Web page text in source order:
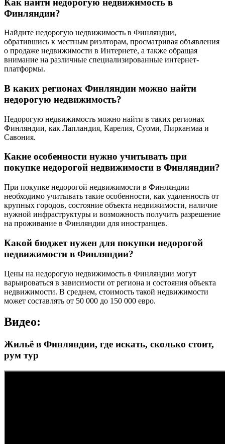
Финляндии?
Найдите недорогую недвижимость в Финляндии,
обратившись к местным риэлторам, просматривая объявления
о продаже недвижимости в Интернете, а также обращая
внимание на различные специализированные интернет-
платформы.
В каких регионах Финляндии можно найти
недорогую недвижимость?
Недорогую недвижимость можно найти в таких регионах
Финляндии, как Лапландия, Карелия, Суоми, Пирканмаа и
Савония.
Какие особенности нужно учитывать при
покупке недорогой недвижимости в Финляндии?
При покупке недорогой недвижимости в Финляндии
необходимо учитывать такие особенности, как удаленность от
крупных городов, состояние объекта недвижимости, наличие
нужной инфраструктуры и возможность получить разрешение
на проживание в Финляндии для иностранцев.
Какой бюджет нужен для покупки недорогой
недвижимости в Финляндии?
Цены на недорогую недвижимость в Финляндии могут
варьироваться в зависимости от региона и состояния объекта
недвижимости. В среднем, стоимость такой недвижимости
может составлять от 50 000 до 150 000 евро.
Видео:
Жильё в Финляндии, где искать, сколько стоит,
рум тур